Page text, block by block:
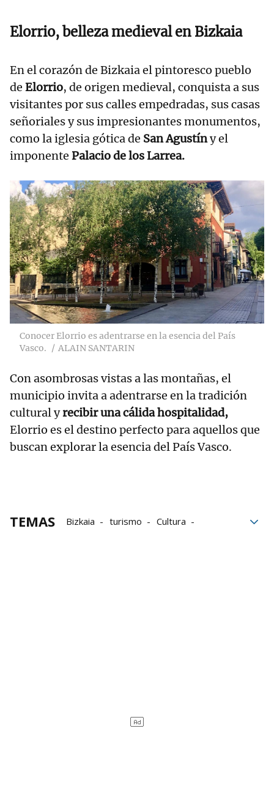
Elorrio, belleza medieval en Bizkaia
En el corazón de Bizkaia el pintoresco pueblo
de Elorrio, de origen medieval, conquista a sus
visitantes por sus calles empedradas, sus casas
señoriales y sus impresionantes monumentos,
como la iglesia gótica de San Agustíny el
imponente Palacio de los Larrea.
Conocer Elorrio es adentrarse en la esencia del País
Vasco.
ALAIN SANTARIN
Con asombrosas vistas a las montañas, el
municipio invita a adentrarse en la tradición
cultural yrecibir una cálida hospitalidad,
Elorrio es el destino perfecto para aquellos que
buscan explorar la esencia del País Vasco.
TEMAS Bizkaia turismo
Cultura